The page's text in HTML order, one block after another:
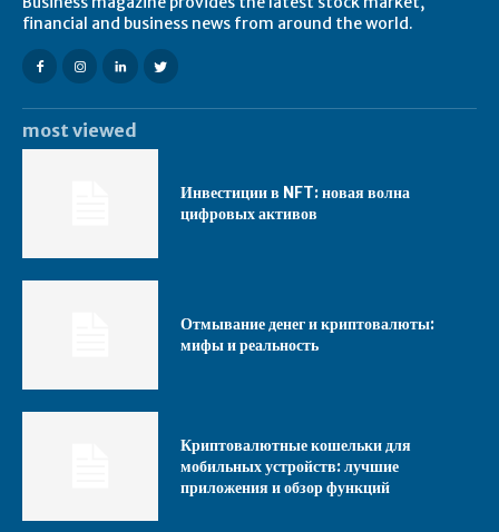
financial and business news from around the world.
most viewed
Инвестиции в NFT: новая волна
цифровых активов
Отмывание денег и криптовалюты:
мифы и реальность
Криптовалютные кошельки для
мобильных устройств: лучшие
приложения и обзор функций